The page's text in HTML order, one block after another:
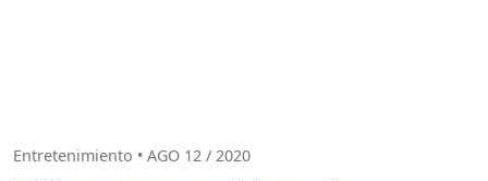
Entretenimiento • AGO 12 / 2020